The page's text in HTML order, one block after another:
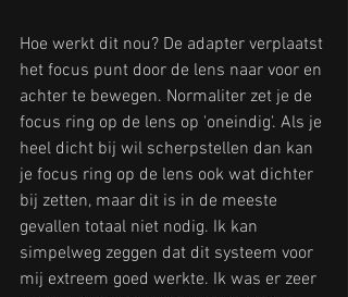
Hoe werkt dit nou? De adapter verplaatst
het focus punt door de lens naar voor en
achter te bewegen. Normaliter zet je de
focus ring op de lens op 'oneindig'. Als je
heel dicht bij wil scherpstellen dan kan
je focus ring op de lens ook wat dichter
bij zetten, maar dit is in de meeste
gevallen totaal niet nodig. Ik kan
simpelweg zeggen dat dit systeem voor
mij extreem goed werkte. Ik was er zeer